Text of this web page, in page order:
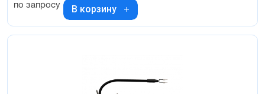
по запросу В корзину